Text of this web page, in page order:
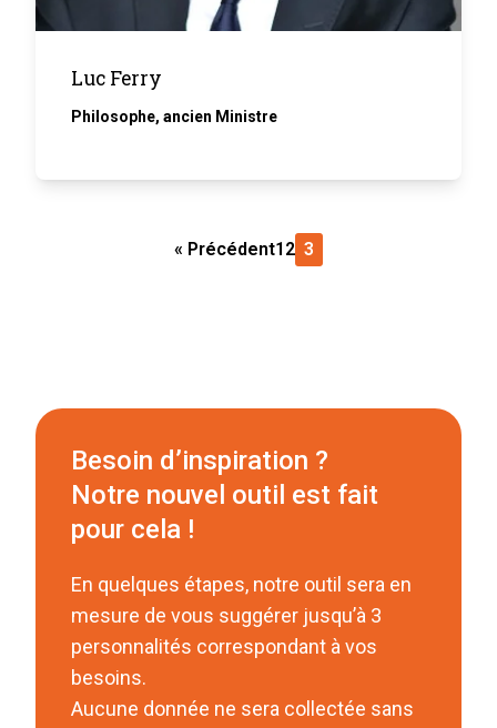
Luc Ferry
Philosophe, ancien Ministre
« Précédent1 2 3
Besoin d’inspiration ?
Notre nouvel outil est fait
pour cela !
En quelques étapes, notre outil sera en
mesure de vous suggérer jusqu’à 3
personnalités correspondant à vos
besoins.
Aucune donnée ne sera collectée sans